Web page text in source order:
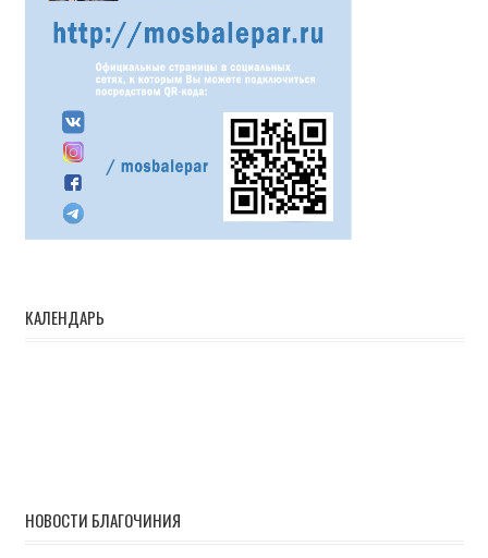
КАЛЕНДАРЬ
НОВОСТИ БЛАГОЧИНИЯ